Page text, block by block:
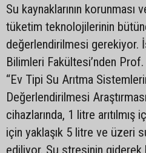
Su kaynaklarının korunması
tüketim teknolojilerinin
değerlendirilmesi gerekiyor.
Bilimleri Fakültesi’nden Prof.
“Ev Tipi Su Arıtma
Değerlendirilmesi
cihazlarında, 1 litre
için yaklaşık 5 litre ve üzeri
ediliyor. Su stresinin